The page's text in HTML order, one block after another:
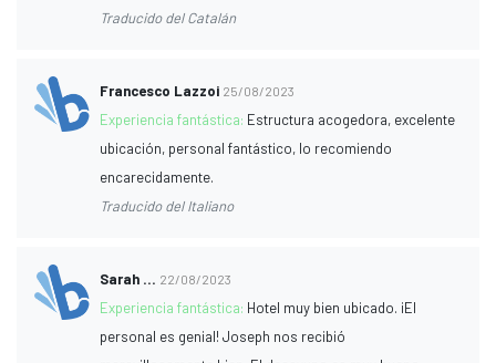
Traducido del Catalán
Francesco Lazzoi 25/08/2023
Experiencia fantástica: Estructura acogedora, excelente
ubicación, personal fantástico, lo recomiendo
encarecidamente.
Traducido del Italiano
Sarah ... 22/08/2023
Experiencia fantástica: Hotel muy bien ubicado. ¡El
personal es genial! Joseph nos recibió